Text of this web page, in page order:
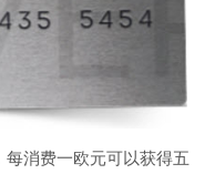
消费一欧元可以获得五